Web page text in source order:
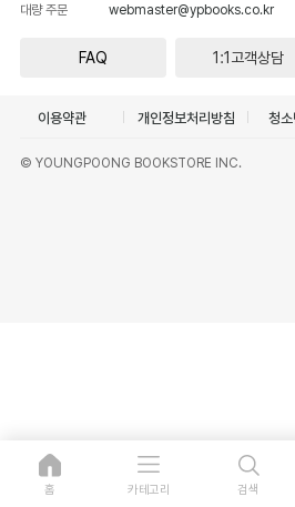
대량 주문
webmaster@ypbooks.co.kr
FAQ 1:1고객상담
이용약관 개인정보처리방침 청
© YOUNGPOONG BOOKSTORE INC.
홈 카테고리 검색